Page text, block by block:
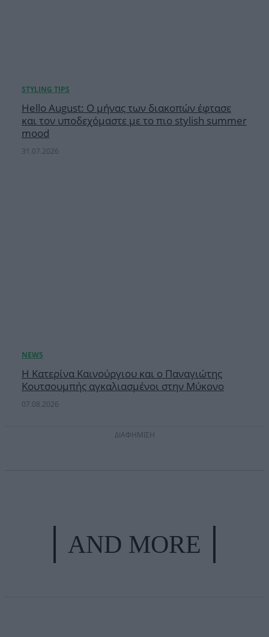
Hello August: Ο μήνας των διακοπών έφτασε
και τον υποδεχόμαστε με το πιο stylish summer
mood
31.07.2026
Η Κατερίνα Καινούργιου και ο Παναγιώτης
Κουτσουμπής αγκαλιασμένοι στην Μύκονο
07.08.2026
ΔΙΑΦΗΜΙΣΗ
AND MORE